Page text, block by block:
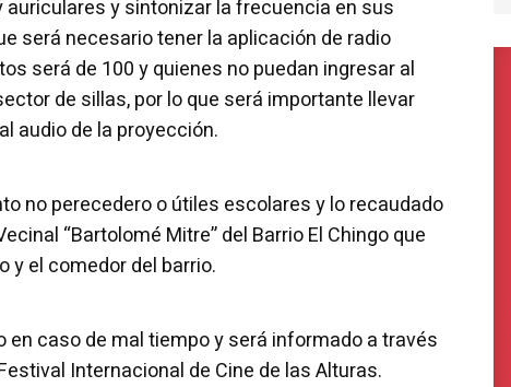
auriculares y sintonizar la frecuencia en sus
será necesario tener la aplicación de radio
será de 100 y quienes no puedan ingresar al
de sillas, por lo que será importante llevar
audio de la proyección.
no perecedero o útiles escolares y lo recaudado
“Bartolomé Mitre” del Barrio El Chingo que
y el comedor del barrio.
en caso de mal tiempo y será informado a través
Internacional de Cine de las Alturas.